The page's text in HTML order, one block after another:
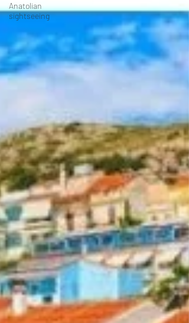
Anatolian
sightseeing